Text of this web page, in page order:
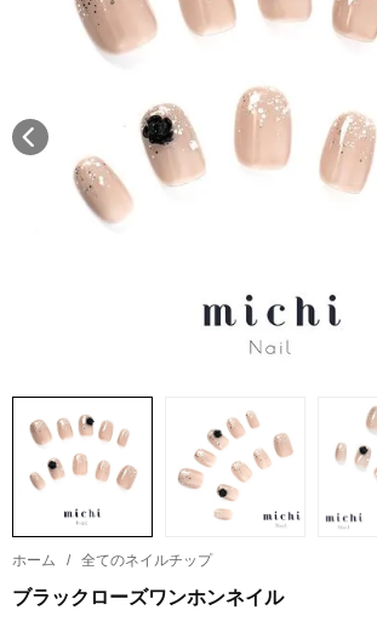
ホーム / 全てのネイルチップ
ブラックローズワンホンネイル